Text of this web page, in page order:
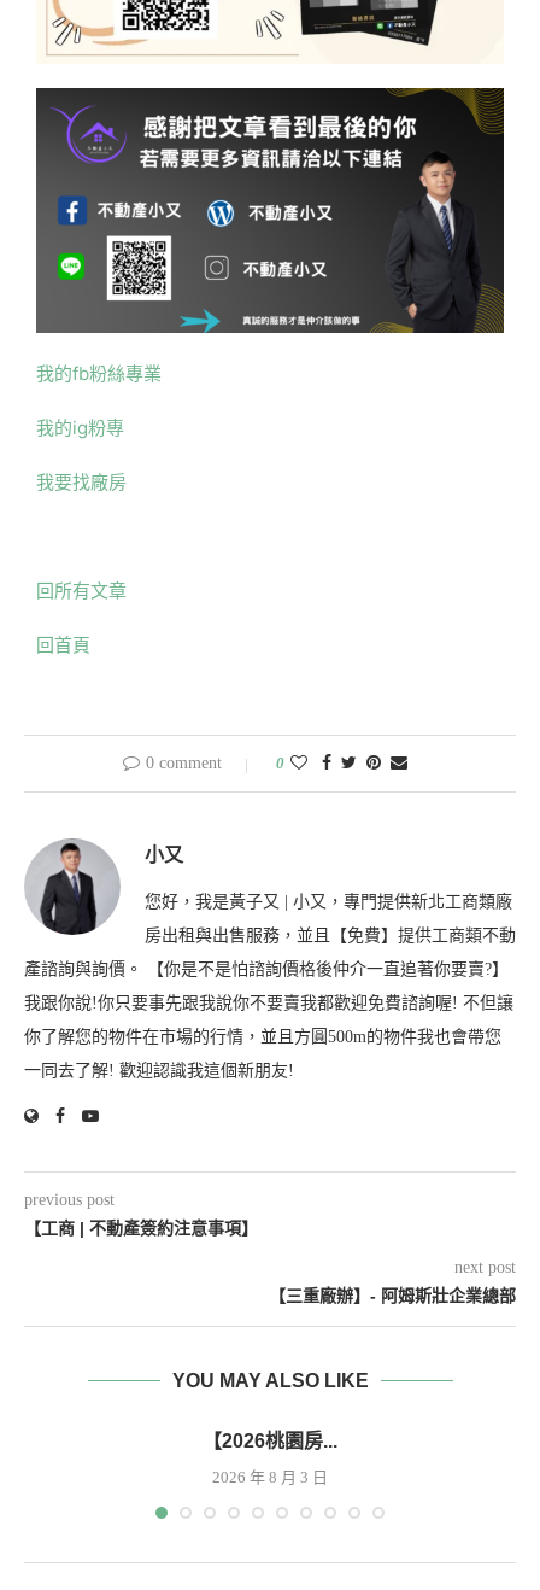
我的fb粉絲專業
我的ig粉專
我要找廠房
回所有文章
回首頁
0 comment 0
小又
您好，我是黃子又 | 小又，專門提供新北工商類廠
房出租與出售服務，並且【免費】提供工商類不動
產諮詢與詢價。 【你是不是怕諮詢價格後仲介一直追著你要賣?】
我跟你說!你只要事先跟我說你不要賣我都歡迎免費諮詢喔! 不但讓
你了解您的物件在市場的行情，並且方圓500m的物件我也會帶您
一同去了解! 歡迎認識我這個新朋友!
previous post
【工商 | 不動產簽約注意事項】
next post
【三重廠辦】- 阿姆斯壯企業總部
YOU MAY ALSO LIKE
【2026桃園房...
2026 年 8 月 3 日